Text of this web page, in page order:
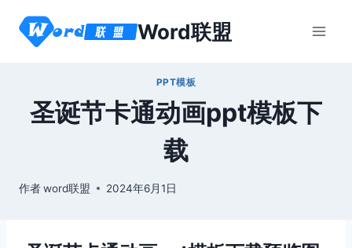
Word联盟
PPT模板
圣诞节卡通动画ppt模板下
载
作者word联盟 2024年6月1日